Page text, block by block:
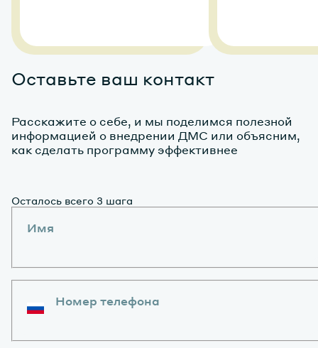
Оставьте ваш контакт
Расскажите о себе, и мы поделимся полезной
информацией о внедрении ДМС или объясним,
как сделать программу эффективнее
Осталось всего 3 шага
Имя
Номер телефона